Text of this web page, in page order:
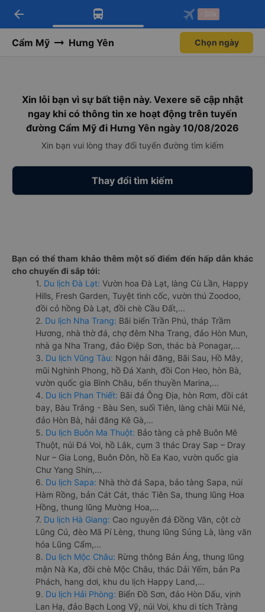
Tải app Vexere ngay!
Nhận ưu đãi thành viên độc
Mở app
Tải app Vexere
-30k/ghế khi đặt vé máy bay qua
Mở app
arrow_back -30k
Cẩm Mỹ Hưng Yên Chọn ngày
Xin lỗi bạn vì sự bất tiện này. Vexere sẽ cập nhật
ngay khi có thông tin xe hoạt động trên tuyến
đường Cẩm Mỹ đi Hưng Yên ngày 10/08/2026
Xin bạn vui lòng thay đổi tuyến đường tìm kiếm
Thay đổi tìm kiếm
Bạn có thể tham khảo thêm một số điểm đến hấp dẫn khác
cho chuyến đi sắp tới:
1. Du lịch Đà Lạt: Vườn hoa Đà Lạt, làng Cù Lần, Happy
Hills, Fresh Garden, Tuyệt tình cốc, vườn thú Zoodoo,
đồi cỏ hồng Đà Lạt, đồi chè Cầu Đất,...
2. Du lịch Nha Trang: Bãi biển Trần Phú, tháp Trầm
Hương, nhà thờ đá, chợ đêm Nha Trang, đảo Hòn Mun,
nhà ga Nha Trang, đảo Điệp Sơn, thác bà Ponagar,...
3. Du lịch Vũng Tàu: Ngọn hải đăng, Bãi Sau, Hồ Mây,
mũi Nghinh Phong, hồ Đá Xanh, đồi Con Heo, hòn Bà,
vườn quốc gia Bình Châu, bến thuyền Marina,...
4. Du lịch Phan Thiết: Bãi đá Ông Địa, hòn Rơm, đồi cát
bay, Bàu Trắng - Bàu Sen, suối Tiên, làng chài Mũi Né,
đảo Hòn Bà, hải đăng Kê Gà,...
5. Du lịch Buôn Ma Thuột: Bảo tàng cà phê Buôn Mê
Thuột, núi Đá Voi, hồ Lắk, cụm 3 thác Dray Sap – Dray
Nur – Gia Long, Buôn Đôn, hồ Ea Kao, vườn quốc gia
Chư Yang Shin,...
6. Du lịch Sapa: Nhà thờ đá Sapa, bảo tàng Sapa, núi
Hàm Rồng, bản Cát Cát, thác Tiên Sa, thung lũng Hoa
Hồng, thung lũng Mường Hoa,...
7. Du lịch Hà Giang: Cao nguyên đá Đồng Văn, cột cờ
Lũng Cú, đèo Mã Pí Lèng, thung lũng Sủng Là, làng văn
hóa Lũng Cẩm,...
8. Du lịch Mộc Châu: Rừng thông Bản Áng, thung lũng
mận Nà Ka, đồi chè Mộc Châu, thác Dải Yếm, bản Pa
Phách, hang dơi, khu du lịch Happy Land,...
9. Du lịch Hải Phòng: Biển Đồ Sơn, đảo Hòn Dấu, vịnh
Lan Hạ, đảo Bạch Long Vỹ, núi Voi, khu di tích Tràng